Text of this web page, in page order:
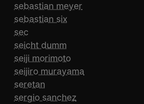
sebastian meyer
sebastian six
sec
seicht dumm
seiji morimoto
seijiro murayama
seretan
sergio sanchez